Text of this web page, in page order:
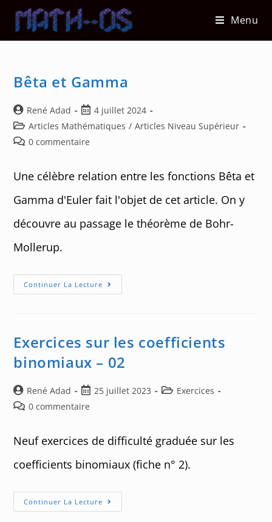
content
Menu
Bêta et Gamma
Auteur/autrice
de
la
publication :
René Adad
Post
published:
4 juillet 2024
Post
category:
Articles Mathématiques / Articles Niveau Supérieur
Post0 commentaire
Une célèbre relation entre les fonctions Bêta et
Gamma d'Euler fait l'objet de cet article. On y
découvre au passage le théorème de Bohr-
Mollerup.
Continuer La Lecture Bêta
Et
Exercices sur les coefficients
binomiaux – 02
Auteur/autrice
de
René Adad
Post
published:
25 juillet 2023
PostExercices
Post0 commentaire
Neuf exercices de difficulté graduée sur les
coefficients binomiaux (fiche n° 2).
Continuer La Lecture Exercices
Sur